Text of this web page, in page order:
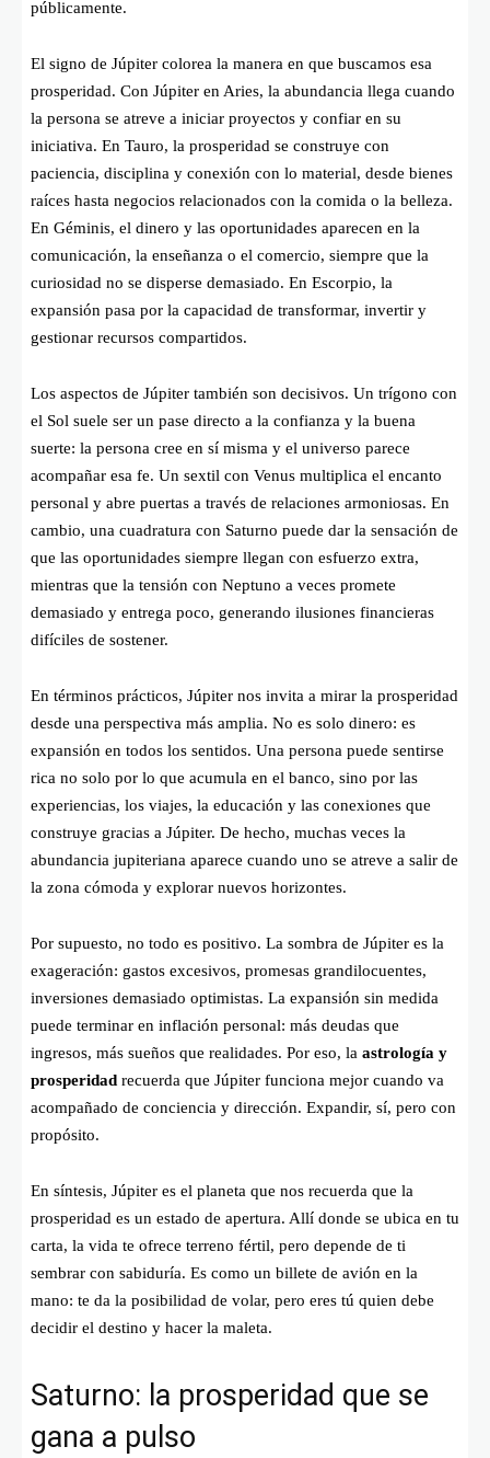
públicamente.
El signo de Júpiter colorea la manera en que buscamos esa
prosperidad. Con Júpiter en Aries, la abundancia llega cuando
la persona se atreve a iniciar proyectos y confiar en su
iniciativa. En Tauro, la prosperidad se construye con
paciencia, disciplina y conexión con lo material, desde bienes
raíces hasta negocios relacionados con la comida o la belleza.
En Géminis, el dinero y las oportunidades aparecen en la
comunicación, la enseñanza o el comercio, siempre que la
curiosidad no se disperse demasiado. En Escorpio, la
expansión pasa por la capacidad de transformar, invertir y
gestionar recursos compartidos.
Los aspectos de Júpiter también son decisivos. Un trígono con
el Sol suele ser un pase directo a la confianza y la buena
suerte: la persona cree en sí misma y el universo parece
acompañar esa fe. Un sextil con Venus multiplica el encanto
personal y abre puertas a través de relaciones armoniosas. En
cambio, una cuadratura con Saturno puede dar la sensación de
que las oportunidades siempre llegan con esfuerzo extra,
mientras que la tensión con Neptuno a veces promete
demasiado y entrega poco, generando ilusiones financieras
difíciles de sostener.
En términos prácticos, Júpiter nos invita a mirar la prosperidad
desde una perspectiva más amplia. No es solo dinero: es
expansión en todos los sentidos. Una persona puede sentirse
rica no solo por lo que acumula en el banco, sino por las
experiencias, los viajes, la educación y las conexiones que
construye gracias a Júpiter. De hecho, muchas veces la
abundancia jupiteriana aparece cuando uno se atreve a salir de
la zona cómoda y explorar nuevos horizontes.
Por supuesto, no todo es positivo. La sombra de Júpiter es la
exageración: gastos excesivos, promesas grandilocuentes,
inversiones demasiado optimistas. La expansión sin medida
puede terminar en inflación personal: más deudas que
ingresos, más sueños que realidades. Por eso, la astrología y
prosperidad recuerda que Júpiter funciona mejor cuando va
acompañado de conciencia y dirección. Expandir, sí, pero con
propósito.
En síntesis, Júpiter es el planeta que nos recuerda que la
prosperidad es un estado de apertura. Allí donde se ubica en tu
carta, la vida te ofrece terreno fértil, pero depende de ti
sembrar con sabiduría. Es como un billete de avión en la
mano: te da la posibilidad de volar, pero eres tú quien debe
decidir el destino y hacer la maleta.
Saturno: la prosperidad que se
gana a pulso